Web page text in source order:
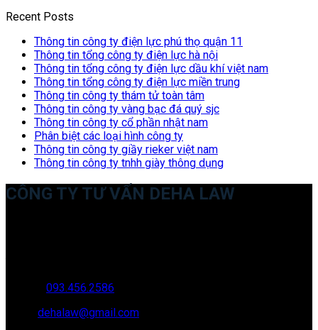
Recent Posts
Thông tin công ty điện lực phú thọ quận 11
Thông tin tổng công ty điện lực hà nội
Thông tin tổng công ty điện lực dầu khí việt nam
Thông tin tổng công ty điện lực miền trung
Thông tin công ty thám tử toàn tâm
Thông tin công ty vàng bạc đá quý sjc
Thông tin công ty cổ phần nhật nam
Phân biệt các loại hình công ty
Thông tin công ty giầy rieker việt nam
Thông tin công ty tnhh giày thông dụng
CÔNG TY TƯ VẤN DEHA LAW
093.456.2586
dehalaw@gmail.com